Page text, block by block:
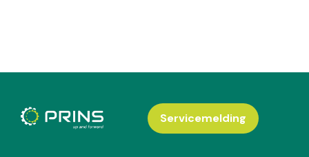
Servicemelding